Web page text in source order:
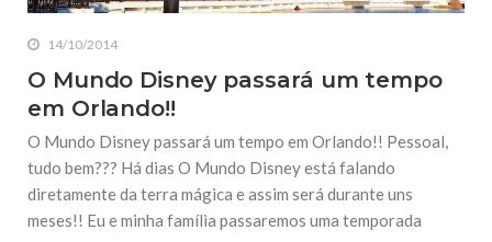
14/10/2014
O Mundo Disney passará um tempo
em Orlando!!
O Mundo Disney passará um tempo em Orlando!! Pessoal,
tudo bem??? Há dias O Mundo Disney está falando
diretamente da terra mágica e assim será durante uns
meses!! Eu e minha família passaremos uma temporada